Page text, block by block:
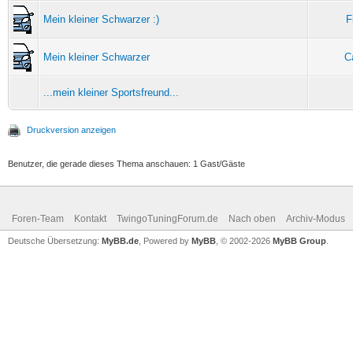
Mein kleiner Schwarzer :)
Mein kleiner Schwarzer
...mein kleiner Sportsfreund...
Druckversion anzeigen
Benutzer, die gerade dieses Thema anschauen: 1 Gast/Gäste
Foren-Team Kontakt TwingoTuningForum.de Nach oben Archiv-Modus
Deutsche Übersetzung: MyBB.de , Powered by MyBB , © 2002-2026 MyBB Group